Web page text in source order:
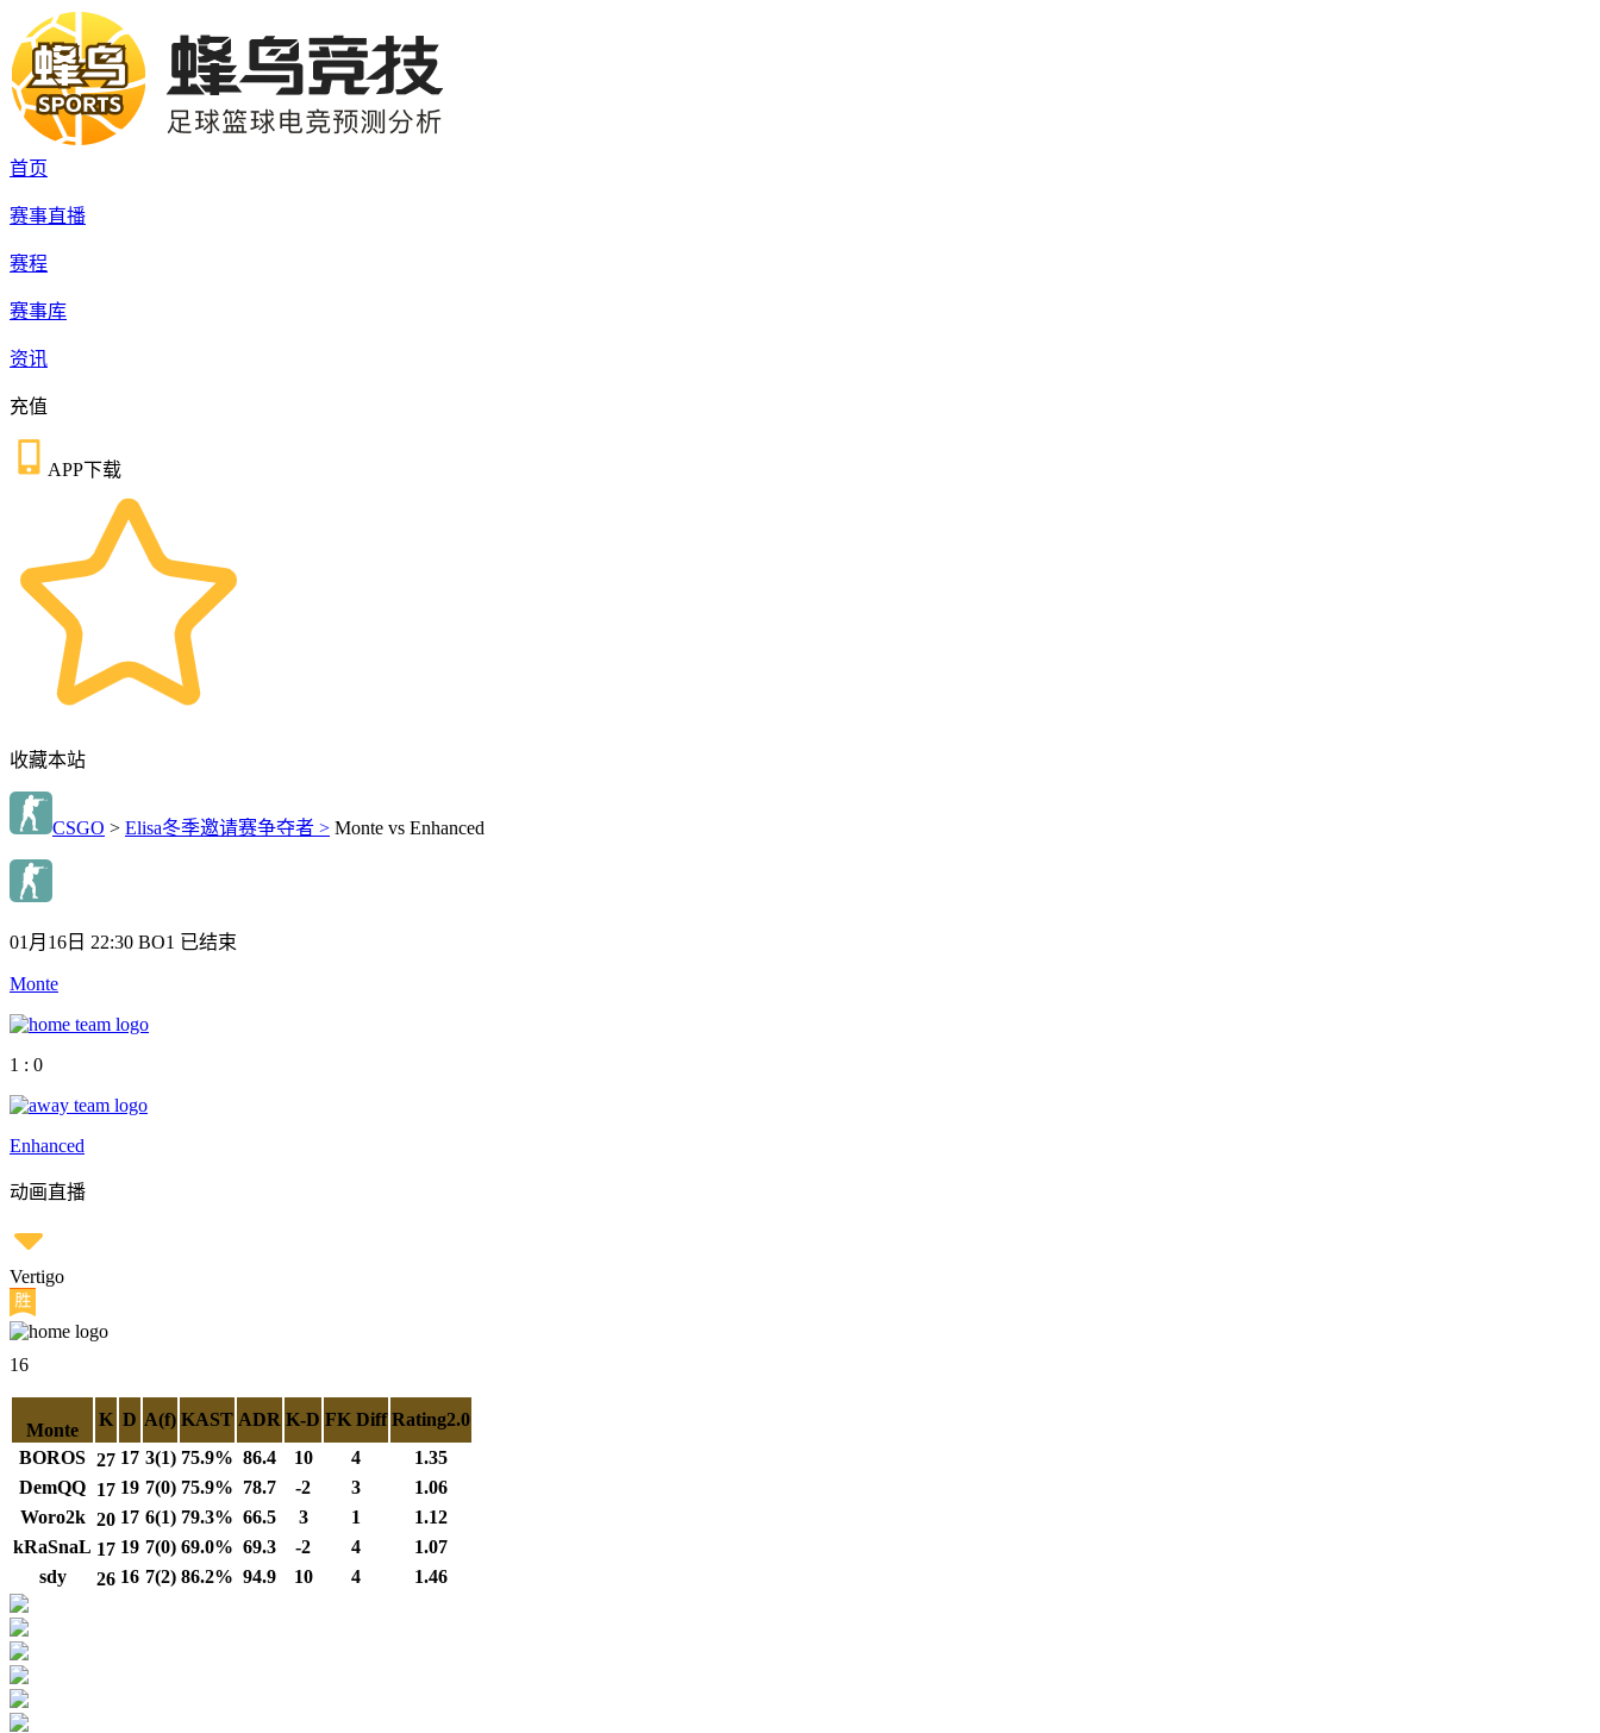
首页
赛事直播
赛程
赛事库
资讯
充值
APP下载
收藏本站
CSGO > Elisa冬季邀请赛争夺者 > Monte vs Enhanced
01月16日 22:30 BO1 已结束
Monte
1 : 0
Enhanced
动画直播
Vertigo
16
Monte
K D A(f) KAST ADR K-D FK Diff Rating2.0
BOROS 27 17 3(1) 75.9% 86.4 10 4
1.35
DemQQ 17 19 7(0) 75.9% 78.7 -2 3
1.06
Woro2k 20 17 6(1) 79.3% 66.5 3 1
1.12
kRaSnaL 17 19 7(0) 69.0% 69.3 -2 4
1.07
sdy
26 16 7(2) 86.2% 94.9 10 4 1.46